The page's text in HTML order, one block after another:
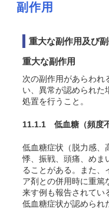
副作用
重大な副作用及び
重大な副作用
次の副作用があらわれ
い、異常が認められた
処置を行うこと。
11.1.1 低血糖 （頻度
低血糖症状（脱力感、
悸、振戦、頭痛、めま
ることがある。また、
ア剤との併用時に重篤
来す例も報告されてい
低血糖症状が認められ